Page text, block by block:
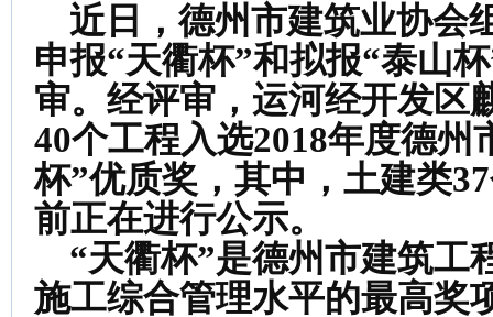
近日，德州市建筑业协会
申报“天衢杯”和拟报“泰山
审。经评审 ，运河经开发区
40个工程入选2018年度德州
杯”优质奖 ，其中，土建类
前正在进行公示。
“天衢杯”是德州市建筑工
施工综合管理水平的最高奖